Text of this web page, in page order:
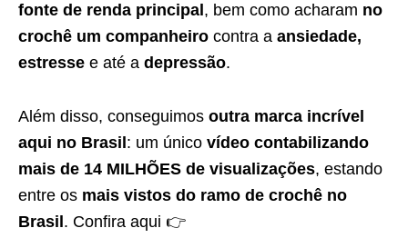
fonte de renda principal , bem como acharam no
crochê um companheiro contra a ansiedade,
estresse e até a depressão.
Além disso, conseguimos outra marca incrível
aqui no Brasil : um único vídeo contabilizando
mais de 14 MILHÕES de visualizações, estando
entre os mais vistos do ramo de crochê no
Brasil . Confira aqui 👉